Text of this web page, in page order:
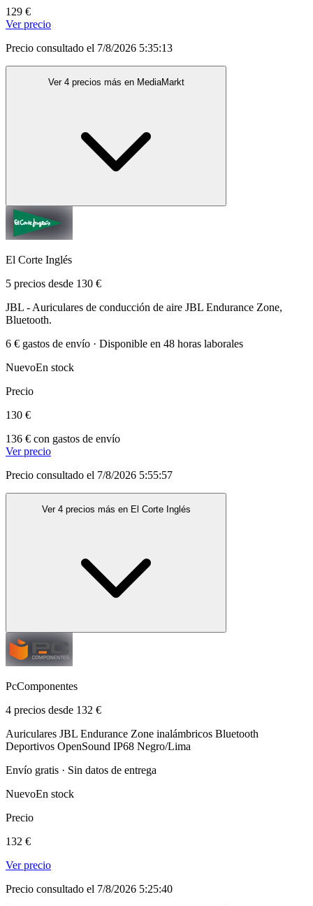
129 €
Ver precio
Precio consultado el 7/8/2026 5:35:13
Ver 4 precios más en MediaMarkt
El Corte Inglés
5 precios desde 130 €
JBL - Auriculares de conducción de aire JBL Endurance Zone,
Bluetooth.
6 € gastos de envío · Disponible en 48 horas laborales
NuevoEn stock
Precio
130 €
136 € con gastos de envío
Ver precio
Precio consultado el 7/8/2026 5:55:57
Ver 4 precios más en El Corte Inglés
PcComponentes
4 precios desde 132 €
Auriculares JBL Endurance Zone inalámbricos Bluetooth
Deportivos OpenSound IP68 Negro/Lima
Envío gratis · Sin datos de entrega
NuevoEn stock
Precio
132 €
Ver precio
Precio consultado el 7/8/2026 5:25:40